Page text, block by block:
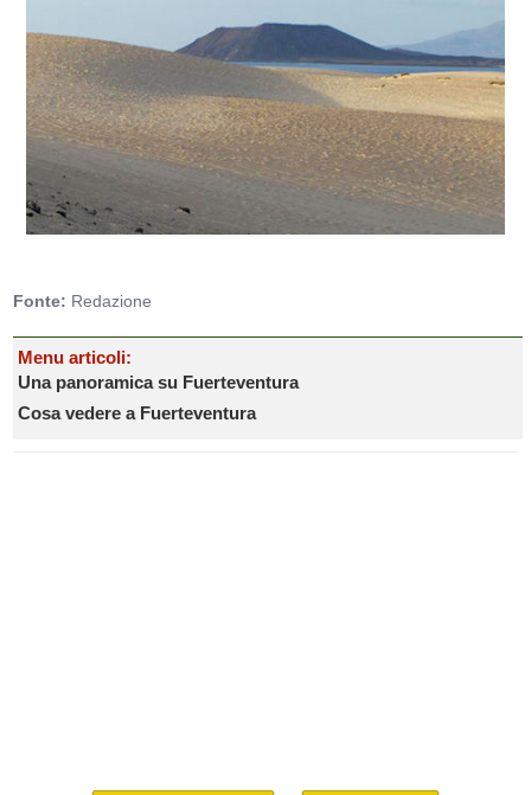
Fonte: Redazione
Menu articoli:
Una panoramica su Fuerteventura
Cosa vedere a Fuerteventura